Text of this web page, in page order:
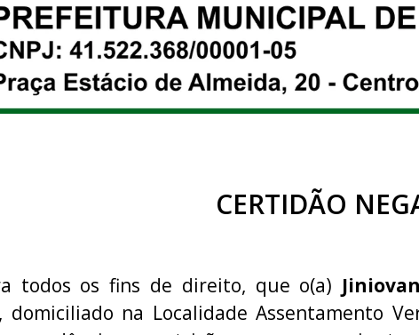
CERTIDÃO
todos os fins de direito, que o(a)
, domiciliado na Localidade Assentamento